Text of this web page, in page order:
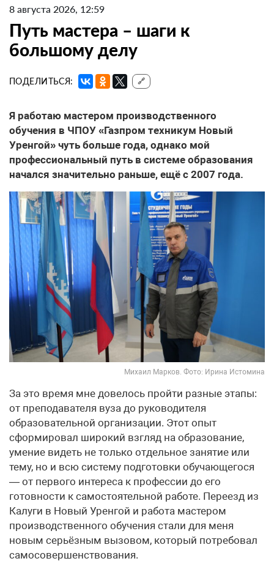
8 августа 2026, 12:59
Путь мастера – шаги к
большому делу
ПОДЕЛИТЬСЯ: 🔗
Я работаю мастером производственного
обучения в ЧПОУ «Газпром техникум Новый
Уренгой» чуть больше года, однако мой
профессиональный путь в системе образования
начался значительно раньше, ещё с 2007 года.
Михаил Марков. Фото: Ирина Истомина
За это время мне довелось пройти разные этапы:
от преподавателя вуза до руководителя
образовательной организации. Этот опыт
сформировал широкий взгляд на образование,
умение видеть не только отдельное занятие или
тему, но и всю систему подготовки обучающегося
— от первого интереса к профессии до его
готовности к самостоятельной работе. Переезд из
Калуги в Новый Уренгой и работа мастером
производственного обучения стали для меня
новым серьёзным вызовом, который потребовал
самосовершенствования.